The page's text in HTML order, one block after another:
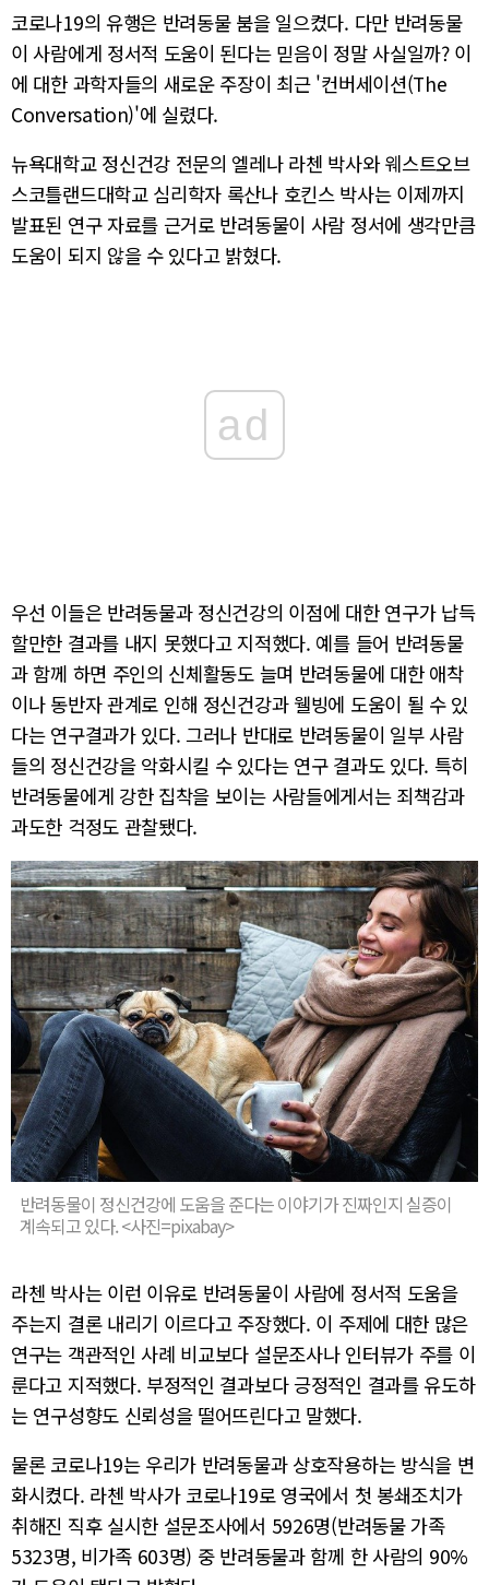
코로나19의 유행은 반려동물 붐을 일으켰다. 다만 반려동물
이 사람에게 정서적 도움이 된다는 믿음이 정말 사실일까? 이
에 대한 과학자들의 새로운 주장이 최근 '컨버세이션(The
Conversation)'에 실렸다.
뉴욕대학교 정신건강 전문의 엘레나 라첸 박사와 웨스트오브
스코틀랜드대학교 심리학자 록산나 호킨스 박사는 이제까지
발표된 연구 자료를 근거로 반려동물이 사람 정서에 생각만큼
도움이 되지 않을 수 있다고 밝혔다.
ad
우선 이들은 반려동물과 정신건강의 이점에 대한 연구가 납득
할만한 결과를 내지 못했다고 지적했다. 예를 들어 반려동물
과 함께 하면 주인의 신체활동도 늘며 반려동물에 대한 애착
이나 동반자 관계로 인해 정신건강과 웰빙에 도움이 될 수 있
다는 연구결과가 있다. 그러나 반대로 반려동물이 일부 사람
들의 정신건강을 악화시킬 수 있다는 연구 결과도 있다. 특히
반려동물에게 강한 집착을 보이는 사람들에게서는 죄책감과
과도한 걱정도 관찰됐다.
반려동물이 정신건강에 도움을 준다는 이야기가 진짜인지 실증이
계속되고 있다. <사진=pixabay>
라첸 박사는 이런 이유로 반려동물이 사람에 정서적 도움을
주는지 결론 내리기 이르다고 주장했다. 이 주제에 대한 많은
연구는 객관적인 사례 비교보다 설문조사나 인터뷰가 주를 이
룬다고 지적했다. 부정적인 결과보다 긍정적인 결과를 유도하
는 연구성향도 신뢰성을 떨어뜨린다고 말했다.
물론 코로나19는 우리가 반려동물과 상호작용하는 방식을 변
화시켰다. 라첸 박사가 코로나19로 영국에서 첫 봉쇄조치가
취해진 직후 실시한 설문조사에서 5926명(반려동물 가족
5323명, 비가족 603명) 중 반려동물과 함께 한 사람의 90%